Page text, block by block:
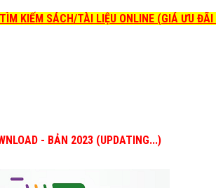
KIẾM SÁCH/TÀI LIỆU ONLINE (GIÁ ƯU
- BẢN 2023 (UPDATING...)